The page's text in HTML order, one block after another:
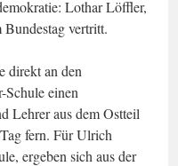
Lothar Löffler,
Bundestag vertritt.
direkt an den
Schule einen
Lehrer aus dem Ostteil
fern. Für Ulrich
ergeben sich aus der